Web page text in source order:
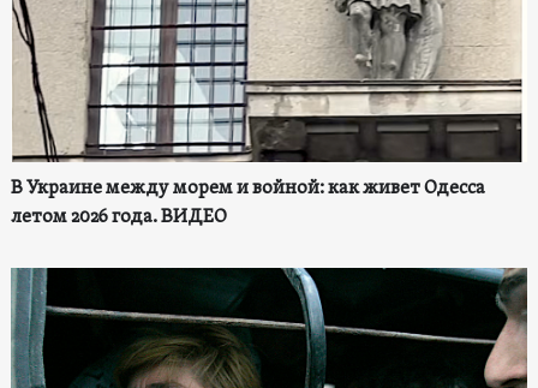
В Украине между морем и войной: как живет Одесса
летом 2026 года. ВИДЕО